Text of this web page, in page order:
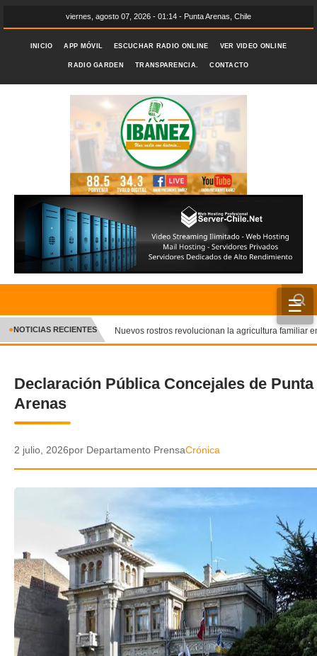
viernes, agosto 07, 2026 - 01:14 - Punta Arenas, Chile
INICIO APP MÓVIL ESCUCHAR RADIO ONLINE VER VIDEO ONLINE
RADIO GARDEN TRANSPARENCIA. CONTACTO
☰
INICIO
CRÓNICA
DEPORTES
POLICIAL
AUDIOS
VIDEOS
GALERIA DE FOTOS
APP MÓVIL
TRANSPARENCIA
✕
●NOTICIAS RECIENTES Nuevos rostros revolucionan la agricultura familiar
Declaración Pública Concejales de Punta
Arenas
2 julio, 2026por Departamento PrensaCrónica